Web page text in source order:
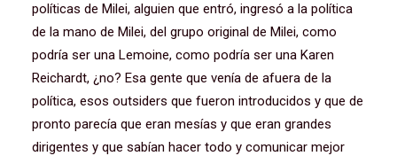
políticas de Milei, alguien que entró, ingresó a la política
de la mano de Milei, del grupo original de Milei, como
podría ser una Lemoine, como podría ser una Karen
Reichardt, ¿no? Esa gente que venía de afuera de la
política, esos outsiders que fueron introducidos y que de
pronto parecía que eran mesías y que eran grandes
dirigentes y que sabían hacer todo y comunicar mejor